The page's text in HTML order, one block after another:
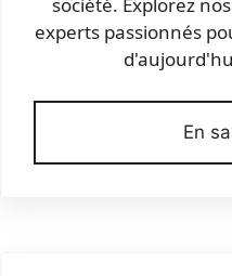
experts passionnés
En